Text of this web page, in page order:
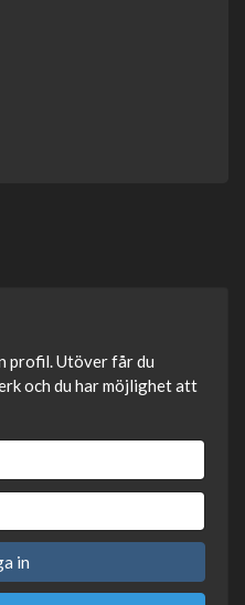
profil. Utöver får du
och du har möjlighet att
in